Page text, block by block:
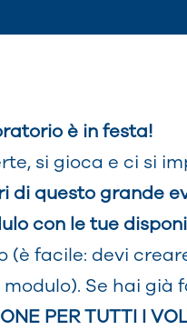
è in festa!
si gioca e ci si
di questo grande
con le tue
(è facile: devi
Se hai già
PER TUTTI I